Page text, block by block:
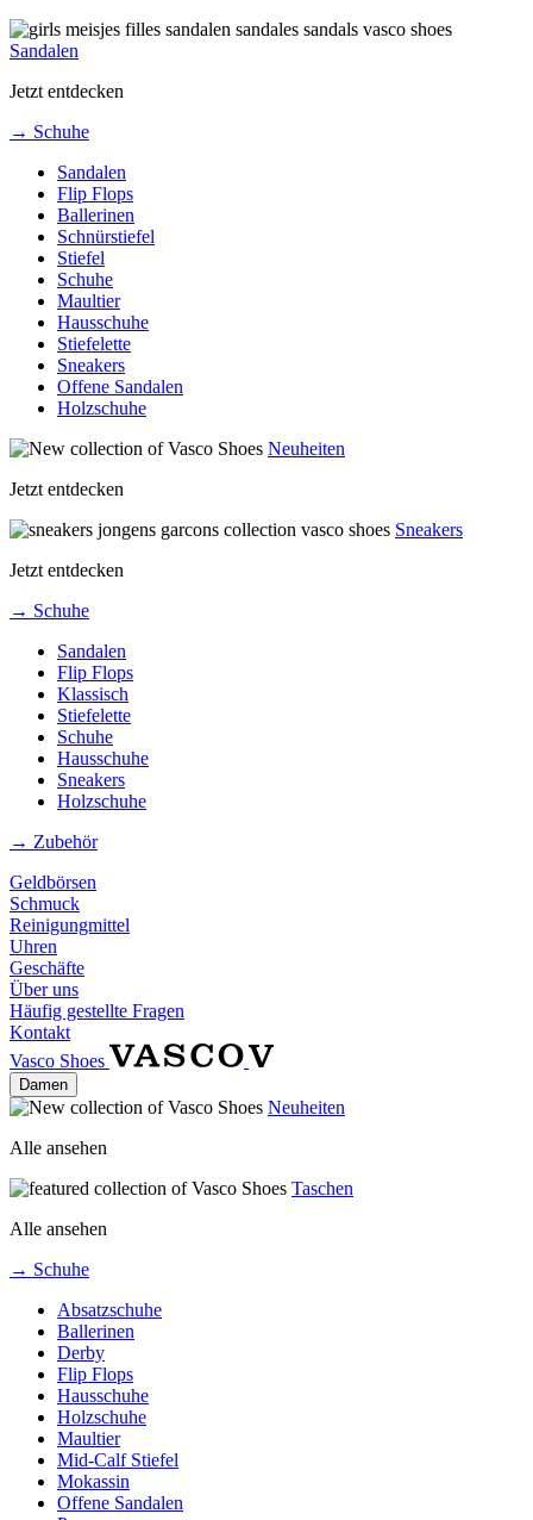
Sandalen
Jetzt entdecken
→ Schuhe
Sandalen
Flip Flops
Ballerinen
Schnürstiefel
Stiefel
Schuhe
Maultier
Hausschuhe
Stiefelette
Sneakers
Offene Sandalen
Holzschuhe
Neuheiten
Jetzt entdecken
Sneakers
Jetzt entdecken
→ Schuhe
Sandalen
Flip Flops
Klassisch
Stiefelette
Schuhe
Hausschuhe
Sneakers
Holzschuhe
→ Zubehör
Geldbörsen
Schmuck
Reinigungmittel
Uhren
Geschäfte
Über uns
Häufig gestellte Fragen
Kontakt
Vasco Shoes
Damen
Neuheiten
Alle ansehen
Taschen
Alle ansehen
→ Schuhe
Absatzschuhe
Ballerinen
Derby
Flip Flops
Hausschuhe
Holzschuhe
Maultier
Mid-Calf Stiefel
Mokassin
Offene Sandalen